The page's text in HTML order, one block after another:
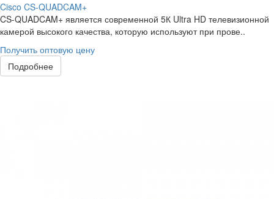
Cisco CS-QUADCAM+
CS-QUADCAM+ является современной 5К Ultra HD телевизионной
камерой высокого качества, которую используют при прове..
Получить оптовую цену
Подробнее